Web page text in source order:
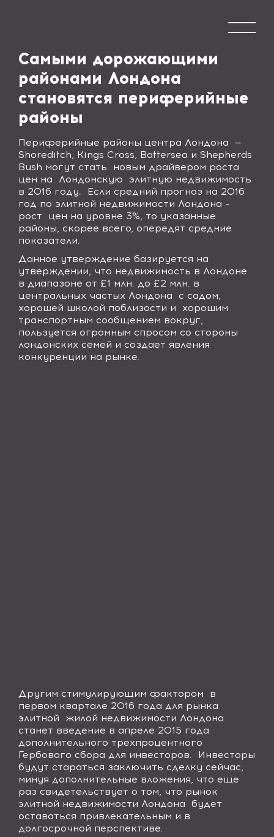
Самыми дорожающими
районами Лондона
становятся периферийные
районы
Периферийные районы центра Лондона
—
Shoreditch, Kings Cross, Battersea и Shepherds
Bush могут стать
новым драйвером роста
цен на
Лондонскую
элитную недвижимость
в 2016 году.
Если средний прогноз на 2016
год по элитной недвижимости Лондона –
рост
цен на уровне 3%, то указанные
районы, скорее всего, опередят средние
показатели.
Данное утверждение базируется на
утверждении, что недвижимость в Лондоне
в диапазоне от £1 млн. до £2 млн. в
центральных частых Лондона
с садом,
хорошей школой поблизости и
хорошим
транспортным сообщением вокруг,
пользуется огромным спросом со стороны
лондонских семей и создает явления
конкуренции на рынке.
Другим стимулирующим фактором
в
первом квартале 2016 года для рынка
элитной
жилой недвижимости Лондона
станет введение в апреле 2015 года
дополнительного трехпроцентного
Гербового сбора для инвесторов.
Инвесторы
будут стараться заключить сделку сейчас,
минуя дополнительные вложения, что еще
раз свидетельствует о том, что рынок
элитной недвижимости Лондона будет
оставаться привлекательным и в
долгосрочной перспективе.